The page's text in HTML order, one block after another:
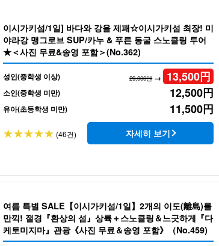
이시가키섬/1일] 바다와 강을 제패☆이시가키섬 최장! 미
야라강 맹그로브 SUP/카누 & 푸른 동굴 스노클링 투어
★＜사진 무료&송영 포함＞(No.362)
성인(중학생 이상) 29,000엔→ 13,500円
소인(중학생 미만) 12,500円
유아(초등학생 미만) 11,500円
(46건) 자세히 보기
여름 특별 SALE【이시가키섬/1일】2개의 이도(離島)를
만끽! 절경『환상의 섬』상륙＋스노클링＆느긋하게『다
케토미지마』관광《사진 무료＆송영 포함》（No.459)